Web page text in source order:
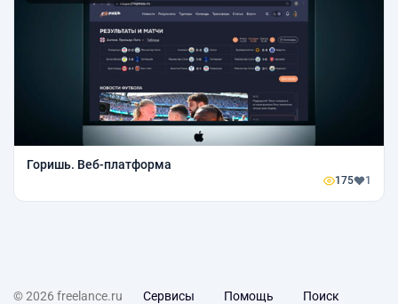
Горишь. Веб-платформа
175 1
© 2026 freelance.ru Сервисы Помощь Поиск